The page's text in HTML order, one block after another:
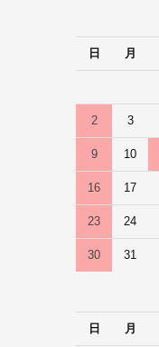
日
月
2 3
9 10
16 17
23 24
30 31
日
月